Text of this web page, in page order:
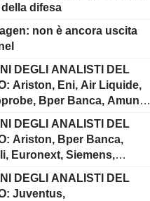
difesa
non è ancora uscita
DEGLI ANALISTI DEL
Ariston, Eni, Air Liquide,
Bper Banca, Amundi,
DEGLI ANALISTI DEL
Ariston, Bper Banca,
Euronext, Siemens,
TIM...
DEGLI ANALISTI DEL
Juventus,